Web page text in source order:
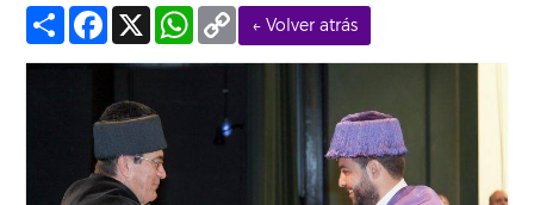
← Volver atrás
Compartir
Facebook
X WhatsApp
Copy
Link